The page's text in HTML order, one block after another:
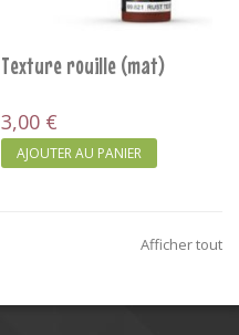
Texture rouille (mat)
3,00 €
AJOUTER AU PANIER
Afficher tout